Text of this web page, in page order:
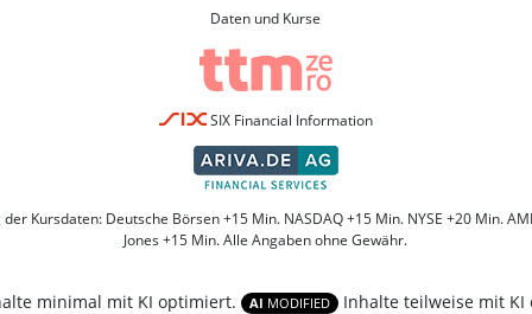
Daten und Kurse
SIX Financial Information
Kursdaten: Deutsche Börsen +15 Min. NASDAQ +15 Min. NYSE +20 Min.
Jones +15 Min. Alle Angaben ohne Gewähr.
minimal mit KI optimiert. AI MODIFIED Inhalte teilweise mit KI